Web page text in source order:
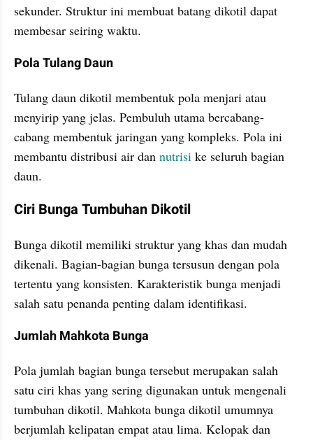
sekunder. Struktur ini membuat batang dikotil dapat
membesar seiring waktu.
Pola Tulang Daun
Tulang daun dikotil membentuk pola menjari atau
menyirip yang jelas. Pembuluh utama bercabang-
cabang membentuk jaringan yang kompleks. Pola ini
membantu distribusi air dan nutrisi ke seluruh bagian
daun.
Ciri Bunga Tumbuhan Dikotil
Bunga dikotil memiliki struktur yang khas dan mudah
dikenali. Bagian-bagian bunga tersusun dengan pola
tertentu yang konsisten. Karakteristik bunga menjadi
salah satu penanda penting dalam identifikasi.
Jumlah Mahkota Bunga
Pola jumlah bagian bunga tersebut merupakan salah
satu ciri khas yang sering digunakan untuk mengenali
tumbuhan dikotil. Mahkota bunga dikotil umumnya
berjumlah kelipatan empat atau lima. Kelopak dan